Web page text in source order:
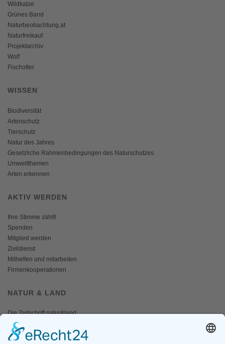
Wildkatze
Grünes Band
Naturbeobachtung.at
Naturfreikauf
Projektarchiv
Wolf
Fischotter
WISSEN
Biodiversität
Artenschutz
Tierschutz
Natur des Jahres
Gesetzliche Rahmenbedingungen des Naturschutzes
Umweltthemen
Arten erkennen
AKTIV WERDEN
Ihre Stimme zählt!
Spenden
Mitglied werden
Zivildienst
Mithelfen und mitarbeiten
Firmenkooperationen
NATUR & LAND
Die Zeitschrift natur&land
Archiv
Mediadaten